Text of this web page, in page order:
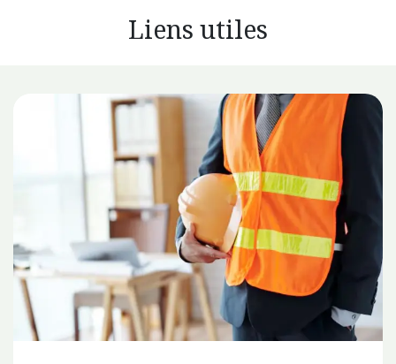
Liens utiles